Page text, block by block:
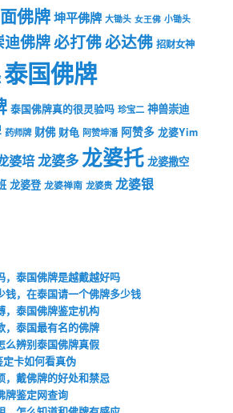
佛牌坤平佛牌 大锄头 女王佛 小锄头
迪佛牌必打佛必达佛 招财女神
泰国佛牌
泰国佛牌真的很灵验吗 珍宝二 神兽崇迪
药师牌 财佛 财龟 阿赞坤潘 阿赞多 龙婆Yim
婆培 龙婆多龙婆托 龙婆撒空
龙婆登 龙婆禅南 龙婆贵 龙婆银
，泰国佛牌是越戴越好吗
钱，在泰国请一个佛牌多少钱
，泰国佛牌鉴定机构
，泰国最有名的佛牌
么辨别泰国佛牌真假
卡如何看真伪
，戴佛牌的好处和禁忌
牌鉴定网查询